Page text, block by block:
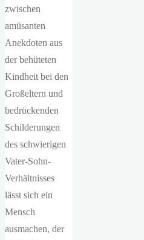
zwischen
amüsanten
Anekdoten aus
der behüteten
Kindheit bei den
Großeltern und
bedrückenden
Schilderungen
des schwierigen
Vater-Sohn-
Verhältnisses
lässt sich ein
Mensch
ausmachen, der